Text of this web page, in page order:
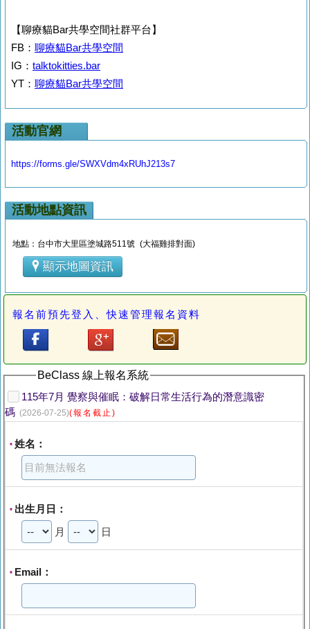
【聊療貓Bar共學空間社群平台】
FB： 聊療貓Bar共學空間
IG： talktokitties.bar
YT： 聊療貓Bar共學空間
活動官網
https://forms.gle/SWXVdm4xRUhJ213s7
活動地點資訊
地點：台中市大里區塗城路511號 (大福雞排對面)
顯示地圖資訊
報名前預先登入、快速管理報名資料
BeClass 線上報名系統
115年7月 覺察與催眠：破解日常生活行為的潛意識密
碼 (2026-07-25)(報名截止)
* 姓名：
* 出生月日：
月 日
* Email：